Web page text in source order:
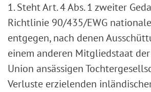
1. Steht Art. 4 Abs. 1 zweiter
Richtlinie 90/435/EWG
entgegen, nach denen
einem anderen Mitgliedstaat
Union ansässigen
Verluste erzielenden